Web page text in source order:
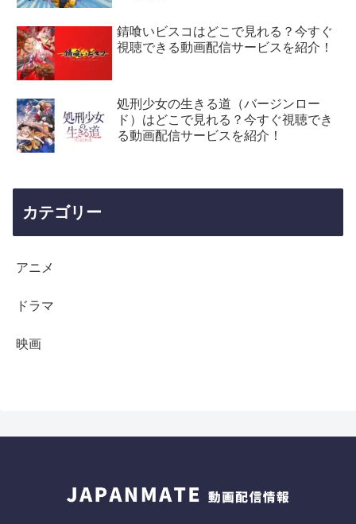
錆喰いビスコはどこで見れる？今すぐ
視聴できる動画配信サービスを紹介！
処刑少女の生きる道（バージンロー
ド）はどこで見れる？今すぐ視聴でき
る動画配信サービスを紹介！
カテゴリー
アニメ
ドラマ
映画